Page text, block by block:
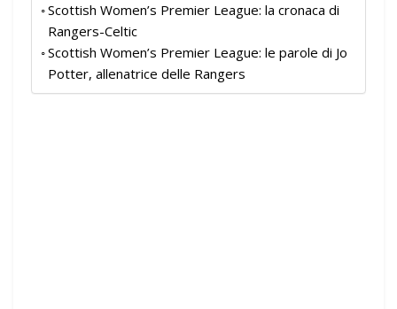
Scottish Women’s Premier League: la cronaca di
Rangers-Celtic
Scottish Women’s Premier League: le parole di Jo
Potter, allenatrice delle Rangers